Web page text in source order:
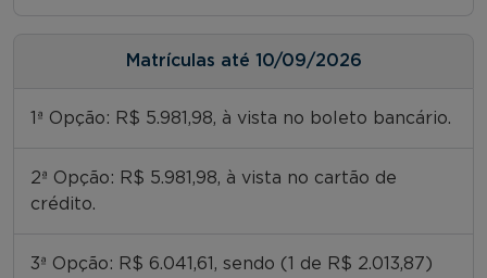
Matrículas até 10/09/2026
1ª Opção: R$ 5.981,98, à vista no boleto bancário.
2ª Opção: R$ 5.981,98, à vista no cartão de
crédito.
3ª Opção: R$ 6.041,61, sendo (1 de R$ 2.013,87)